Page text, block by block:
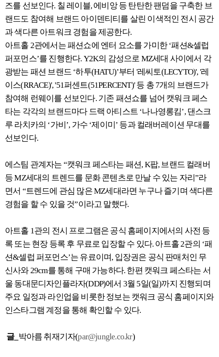
즈를 선보인다. 칠 레이블, 에비앙 등 탄탄한 팬덤을 구축한 브
랜드도 참여해 브랜드 아이덴티티를 살린 이색적인 전시 공간
과 색다른 아트워크 경험을 제공한다.
아트홀 2관에서는 패션쇼에 엔터 요소를 가미한 ‘패션&셀럽
퍼포먼스’를 진행한다. Y2K의 감성으로 MZ세대 사이에서 각
광받는 패션 브랜드 ‘하투(HATU)’부터 '레씨토(LECYTO)', '레
이스(RRACE)', '51퍼센트(51PERCENT)' 등 총 7개의 브랜드가
참여해 런웨이를 선보인다. 기존 패션쇼를 넘어 캣워크 페스
타는 각각의 브랜드마다 드랙 아티스트 ‘나나영롱킴’, 댄스크
루 라치카의 ‘가비’, 가수 ‘제이미’ 등과 컬래버레이션 무대를
선보인다.
에스팀 관계자는 “캣워크 페스타는 패션, K팝, 브랜드 컬래버
등 MZ세대의 트렌드를 문화 콘텐츠로 만날 수 있는 자리”라
면서 “트렌드에 관심 많은 MZ세대라면 누구나 즐기며 색다른
경험을 할 수 있을 것”이라고 말했다.
아트홀 1관의 전시 프로그램은 공식 홈페이지에서의 사전 등
록 또는 현장 등록 후 무료로 입장할 수 있다. 아트홀 2관의 ‘패
션&셀럽 퍼포먼스’는 유료이며, 입장권은 공식 판매처인 무
신사와 29cm를 통해 구매 가능하다. 한편 캣워크 페스타는 서
울 동대문디자인플라자(DDP)에서 3월 5일(일)까지 진행되며
주요 일정과 라인업을 비롯한 정보는 캣워크 공식 홈페이지와
인스타그램 계정을 통해 확인할 수 있다.
글_ 박아름 취재기자(par@jungle.co.kr)